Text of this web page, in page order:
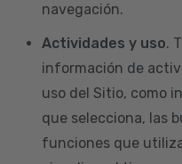
navegación.
Actividades y uso.
información de
uso del Sitio, como
que selecciona, las
funciones que